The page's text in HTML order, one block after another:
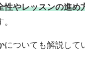
性やレッスンの進め
についても解説して